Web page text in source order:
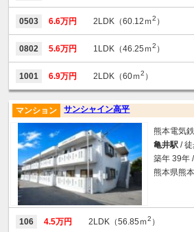
0503 6.6万円 2LDK（60.12ｍ2 ）
0802 5.6万円 1LDK（46.25ｍ2 ）
1001 6.9万円 2LDK（60ｍ2 ）
サンシャイン高平
マンション
熊本電気
亀井駅 /
築年 39年
熊本県熊
106 4.5万円 2LDK（56.85ｍ2 ）